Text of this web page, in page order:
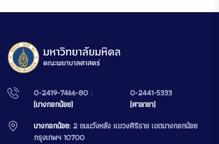
0-2419-7466-80 |
(บางกอกน้อย)
0-2441-5333
(ศาลายา)
บางกอกน้อย: 2 ถนนวังหลัง แขวงศิริราช เขตบางกอกน้อย
กรุงเทพฯ 10700